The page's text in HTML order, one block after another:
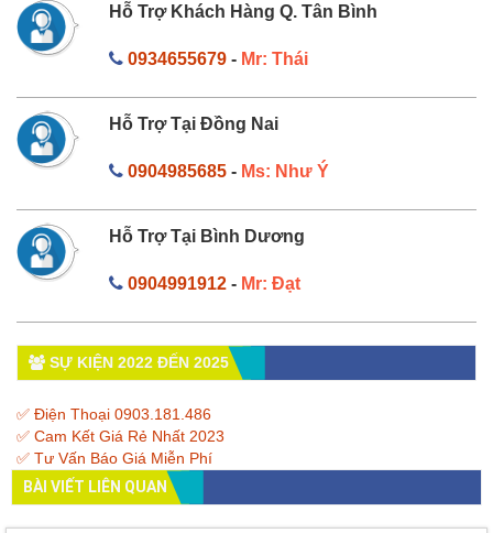
Hỗ Trợ Khách Hàng Q. Tân Bình
0934655679- Mr: Thái
Hỗ Trợ Tại Đồng Nai
0904985685- Ms: Như Ý
Hỗ Trợ Tại Bình Dương
0904991912- Mr: Đạt
SỰ KIỆN 2022 ĐẾN 2025
✅ Điện Thoại 0903.181.486
✅ Cam Kết Giá Rẻ Nhất 2023
✅ Tư Vấn Báo Giá Miễn Phí
BÀI VIẾT LIÊN QUAN